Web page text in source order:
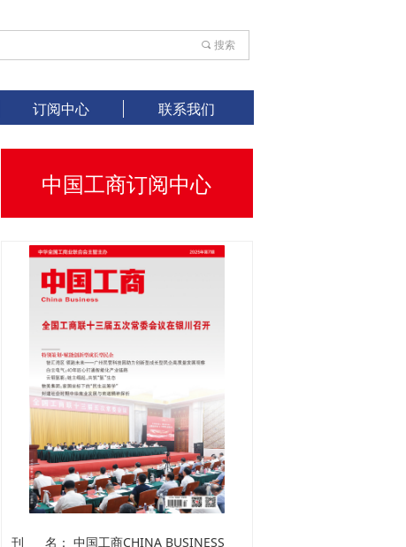
订阅中心 联系我们
끠 搜索
刊 名： 中国工商CHINA BUSINESS
中国工商订阅中心